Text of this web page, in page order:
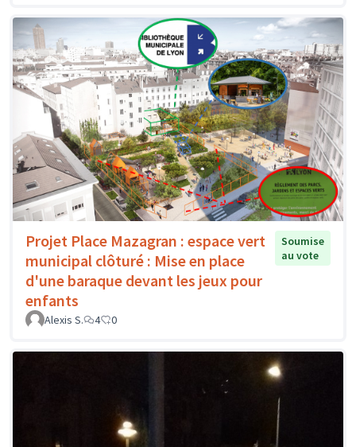
Projet Place Mazagran : espace vert
municipal clôturé : Mise en place
d'une baraque devant les jeux pour
enfants
Soumise
au vote
Alexis S. 4 0